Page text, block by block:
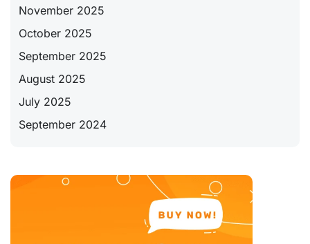
November 2025
October 2025
September 2025
August 2025
July 2025
September 2024